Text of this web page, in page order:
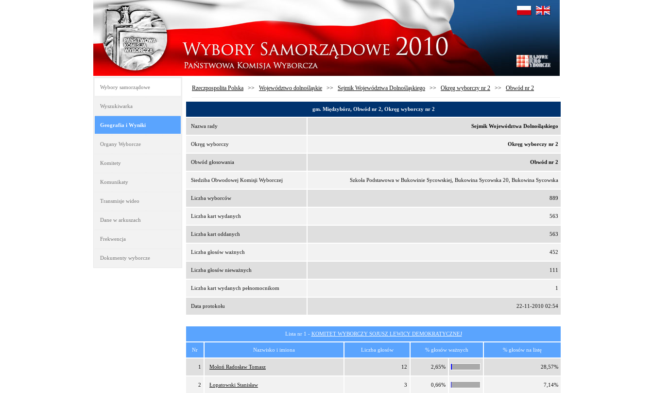
Wybory samorządowe
Wyszukiwarka
Geografia i Wyniki
Organy Wyborcze
Komitety
Komunikaty
Transmisje wideo
Dane w arkuszach
Frekwencja
Dokumenty wyborcze
Rzeczpospolita Polska >> Województwo dolnośląskie >> Sejmik Województwa Dolnośląskiego >> Okręg wyborczy nr 2 >> Obwód nr 2
gm. Międzybórz, Obwód nr 2, Okręg wyborczy nr 2
Nazwa rady Sejmik Województwa Dolnośląskiego
Okręg wyborczy Okręg wyborczy nr 2
Obwód głosowania Obwód nr 2
Siedziba Obwodowej Komisji Wyborczej Szkoła Podstawowa w Bukowinie Sycowskiej, Bukowina Sycowska 20, Bukowina Sycowska
Liczba wyborców 889
Liczba kart wydanych 563
Liczba kart oddanych 563
Liczba głosów ważnych 452
Liczba głosów nieważnych 111
Liczba kart wydanych pełnomocnikom 1
Data protokołu 22-11-2010 02:54
Lista nr 1 - KOMITET WYBORCZY SOJUSZ LEWICY DEMOKRATYCZNEJ
Nr Nazwisko i imiona Liczba głosów % głosów ważnych % głosów na listę
1 Mołoń Radosław Tomasz 12 2,65% 28,57%
2 Łopatowski Stanisław 3 0,66% 7,14%